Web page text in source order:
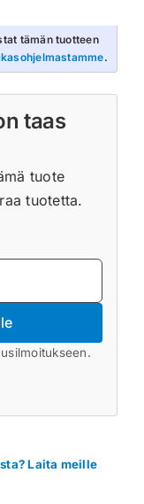
tämän tuotteen
.
taas
tuote
tuotetta.
Laita meille